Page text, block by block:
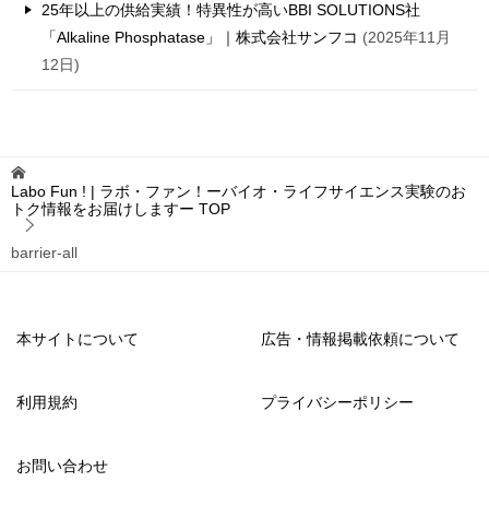
25年以上の供給実績！特異性が高いBBI SOLUTIONS社
「Alkaline Phosphatase」｜株式会社サンフコ
2025年11月
12日
Labo Fun ! | ラボ・ファン！ーバイオ・ライフサイエンス実験のお
トク情報をお届けしますー TOP
barrier-all
本サイトについて 広告・情報掲載依頼について
利用規約 プライバシーポリシー
お問い合わせ